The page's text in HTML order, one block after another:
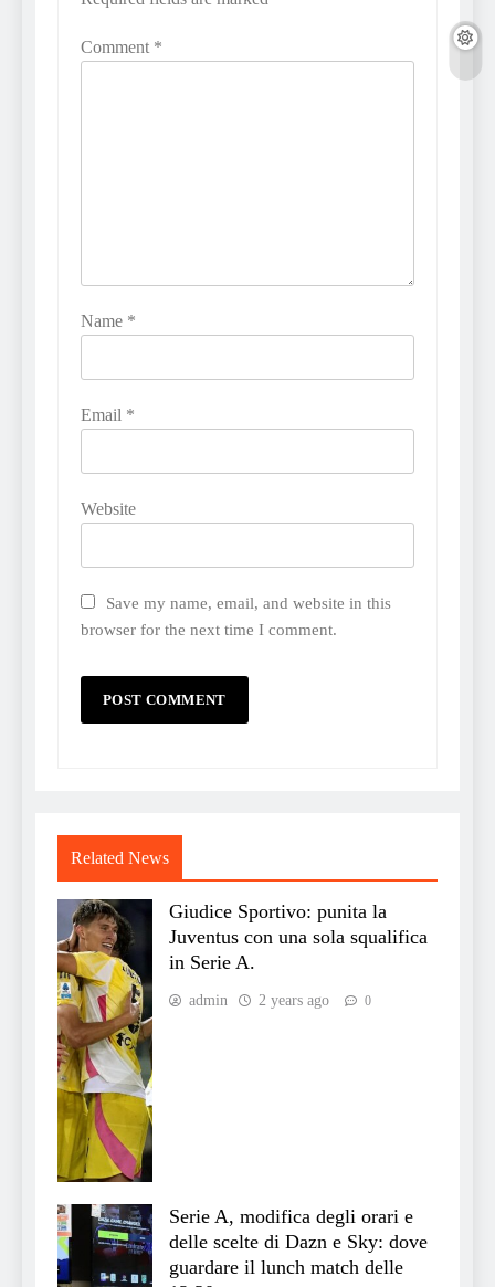
Comment *
Name *
Email *
Website
Save my name, email, and website in this
browser for the next time I comment.
Related News
Giudice Sportivo: punita la
Juventus con una sola squalifica
in Serie A.
admin 2 years ago 0
Serie A, modifica degli orari e
delle scelte di Dazn e Sky: dove
guardare il lunch match delle